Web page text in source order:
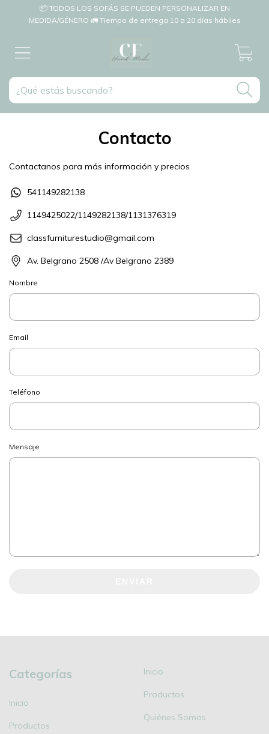
📦 TODOS LOS SOFÁS SE PUEDEN PERSONALIZAR EN
MEDIDA/GÉNERO 🚛 Tiempo de entrega 10 a 20 días hábiles
Contacto
Contactanos para más información y precios
541149282138
1149425022/1149282138/1131376319
classfurniturestudio@gmail.com
Av. Belgrano 2508 /Av Belgrano 2389
Nombre
Email
Teléfono
Mensaje
Categorías
Inicio
Productos
Inicio
Productos
Quiénes Somos